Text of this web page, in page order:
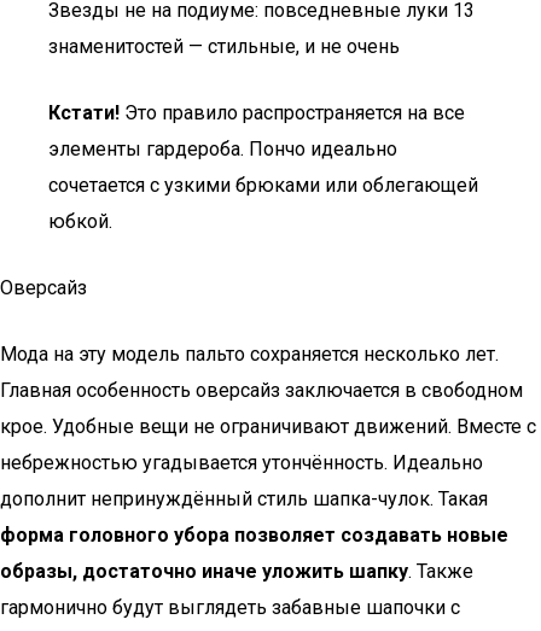
Звезды не на подиуме: повседневные луки 13
знаменитостей — стильные, и не очень
Кстати! Это правило распространяется на все
элементы гардероба. Пончо идеально
сочетается с узкими брюками или облегающей
юбкой.
Оверсайз
Мода на эту модель пальто сохраняется несколько лет.
Главная особенность оверсайз заключается в свободном
крое. Удобные вещи не ограничивают движений. Вместе с
небрежностью угадывается утончённость. Идеально
дополнит непринуждённый стиль шапка-чулок. Такая
форма головного убора позволяет создавать новые
образы, достаточно иначе уложить шапку. Также
гармонично будут выглядеть забавные шапочки с